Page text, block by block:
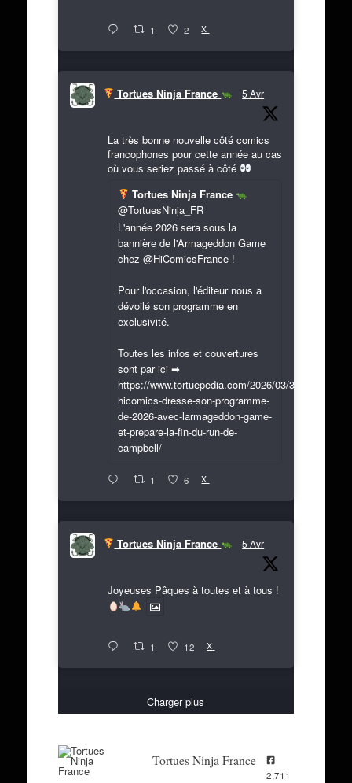
1 2 X
Tortues Ninja France 5 Avr
La très bonne nouvelle côté comics
francophones pour cette année au cas
où vous seriez passé à côté
Tortues Ninja France
@TortuesNinja_FR
L'année 2026 sera sous la
bannière de l'Armageddon Game
chez @HiComicsFrance !
Pour l'occasion, l'éditeur nous a
dévoilé son programme en
exclusivité.
Toutes les infos et couvertures
sont par ici ➡
https://www.tortuepedia.com/2026/03/31/exclusif-
hicomics-dresse-son-programme-
de-2026-avec-larmageddon-game-
et-prepare-la-fin-du-run-de-
campbell/
1 6 X
Tortues Ninja France 5 Avr
Joyeuses Pâques à toutes et à tous !
1 12 X
Charger plus
Tortues Ninja France
2,711